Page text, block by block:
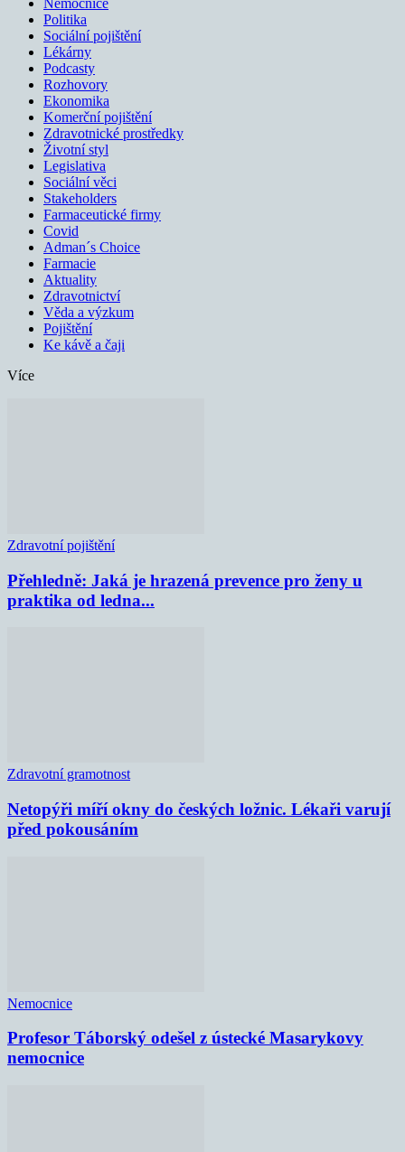
Politika
Sociální pojištění
Lékárny
Podcasty
Rozhovory
Ekonomika
Komerční pojištění
Zdravotnické prostředky
Životní styl
Legislativa
Sociální věci
Stakeholders
Farmaceutické firmy
Covid
Adman´s Choice
Farmacie
Aktuality
Zdravotnictví
Věda a výzkum
Pojištění
Ke kávě a čaji
Více
Zdravotní pojištění
Přehledně: Jaká je hrazená prevence pro ženy u
praktika od ledna...
Zdravotní gramotnost
Netopýři míří okny do českých ložnic. Lékaři varují
před pokousáním
Nemocnice
Profesor Táborský odešel z ústecké Masarykovy
nemocnice